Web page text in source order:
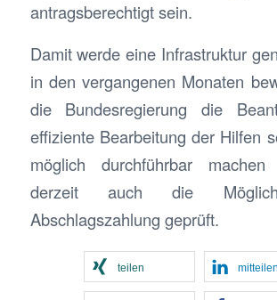
antragsberechtigt sein.
Damit werde eine Infrastruktur
in den vergangenen Monaten
die Bundesregierung die
effiziente Bearbeitung der Hilfen
möglich durchführbar
derzeit auch die
Abschlagszahlung geprüft.
teilen mitteilen